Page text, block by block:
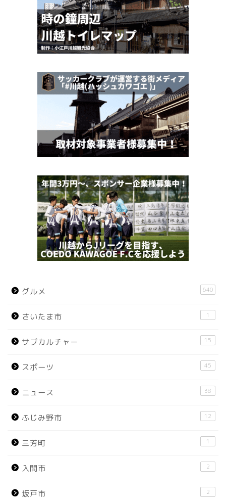
グルメ 640
さいたま市 1
サブカルチャー 15
スポーツ 45
ニュース 38
ふじみ野市 12
三芳町 1
入間市 2
坂戸市 2